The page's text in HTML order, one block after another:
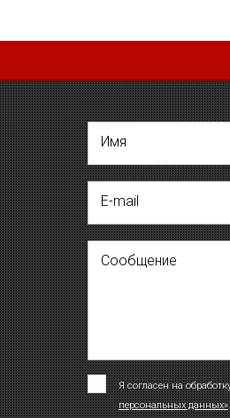
Имя
E-mail
Сообщение
Я согласен на
персональных данных».